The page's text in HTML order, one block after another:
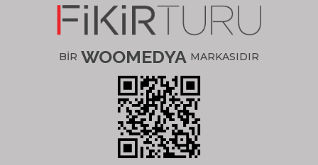
BİR WOOMEDYA MARKASIDIR